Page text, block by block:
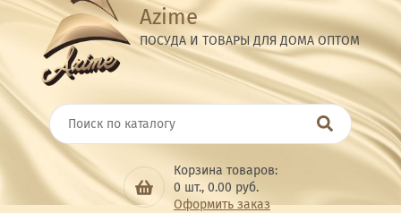
Azime
ПОСУДА И ТОВАРЫ ДЛЯ ДОМА ОПТОМ
Корзина товаров:
0 шт., 0.00 руб.
Оформить заказ